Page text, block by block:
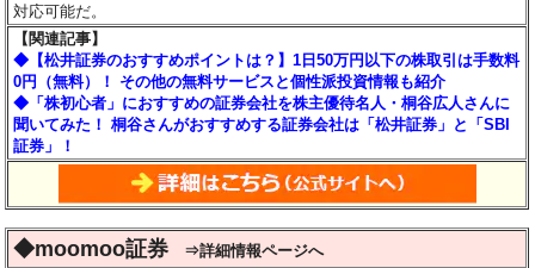
対応可能だ。
【関連記事】
◆【松井証券のおすすめポイントは？】1日50万円以下の株取引は手数料
0円（無料）！ その他の無料サービスと個性派投資情報も紹介
◆「株初心者」におすすめの証券会社を株主優待名人・桐谷広人さんに
聞いてみた！ 桐谷さんがおすすめする証券会社は「松井証券」と「SBI
証券」！
◆moomoo証券 ⇒詳細情報ページへ